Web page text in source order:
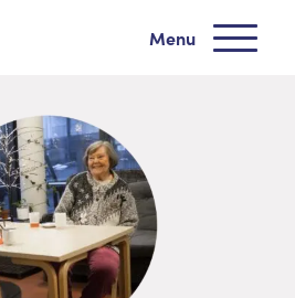
Menu